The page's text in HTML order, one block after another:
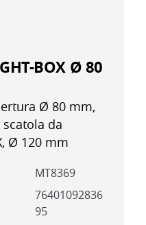
BOX Ø 80
Ø 80 mm,
da
Ø 120 mm
MT8369
76401092836
95